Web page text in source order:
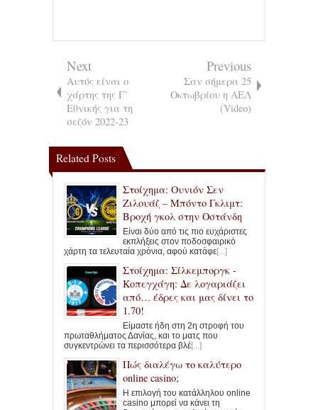
Next
Αυτός είναι ο
χάρτης της Γ’
Εθνικής για τη
σεζόν 2022-23
Previous
Σαν σήμερα 25
Οκτωβρίου η ΑΕΛ
(Video)
Related Posts
Στοίχημα: Ουνιόν Σεν
Ζιλουάζ – Μπόντο Γκλιμτ:
Βροχή γκολ στην Οστάνδη
Είναι δύο από τις πιο ευχάριστες
εκπλήξεις στον ποδοσφαιρικό
χάρτη τα τελευταία χρόνια, αφού κατάφε[...]
Στοίχημα: Σίλκεμποργκ -
Κοπεγχάγη: Δε λογαριάζει
από… έδρες και μας δίνει το
1.70!
Είμαστε ήδη στη 2η στροφή του
πρωταθλήματος Δανίας, και το ματς που
συγκεντρώνει τα περισσότερα βλέ[...]
Πώς διαλέγω το καλύτερο
online casino;
Η επιλογή του κατάλληλου online
casino μπορεί να κάνει τη